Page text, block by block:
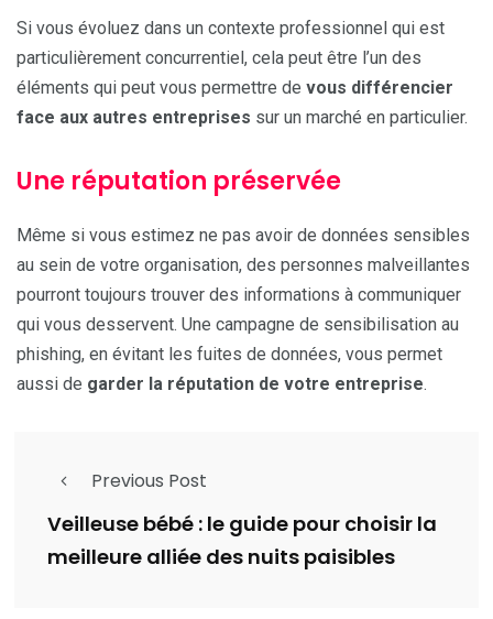
Si vous évoluez dans un contexte professionnel qui est
particulièrement concurrentiel, cela peut être l’un des
éléments qui peut vous permettre de vous différencier
face aux autres entreprises sur un marché en particulier.
Une réputation préservée
Même si vous estimez ne pas avoir de données sensibles
au sein de votre organisation, des personnes malveillantes
pourront toujours trouver des informations à communiquer
qui vous desservent. Une campagne de sensibilisation au
phishing, en évitant les fuites de données, vous permet
aussi de garder la réputation de votre entreprise.
Previous Post
Veilleuse bébé : le guide pour choisir la
meilleure alliée des nuits paisibles